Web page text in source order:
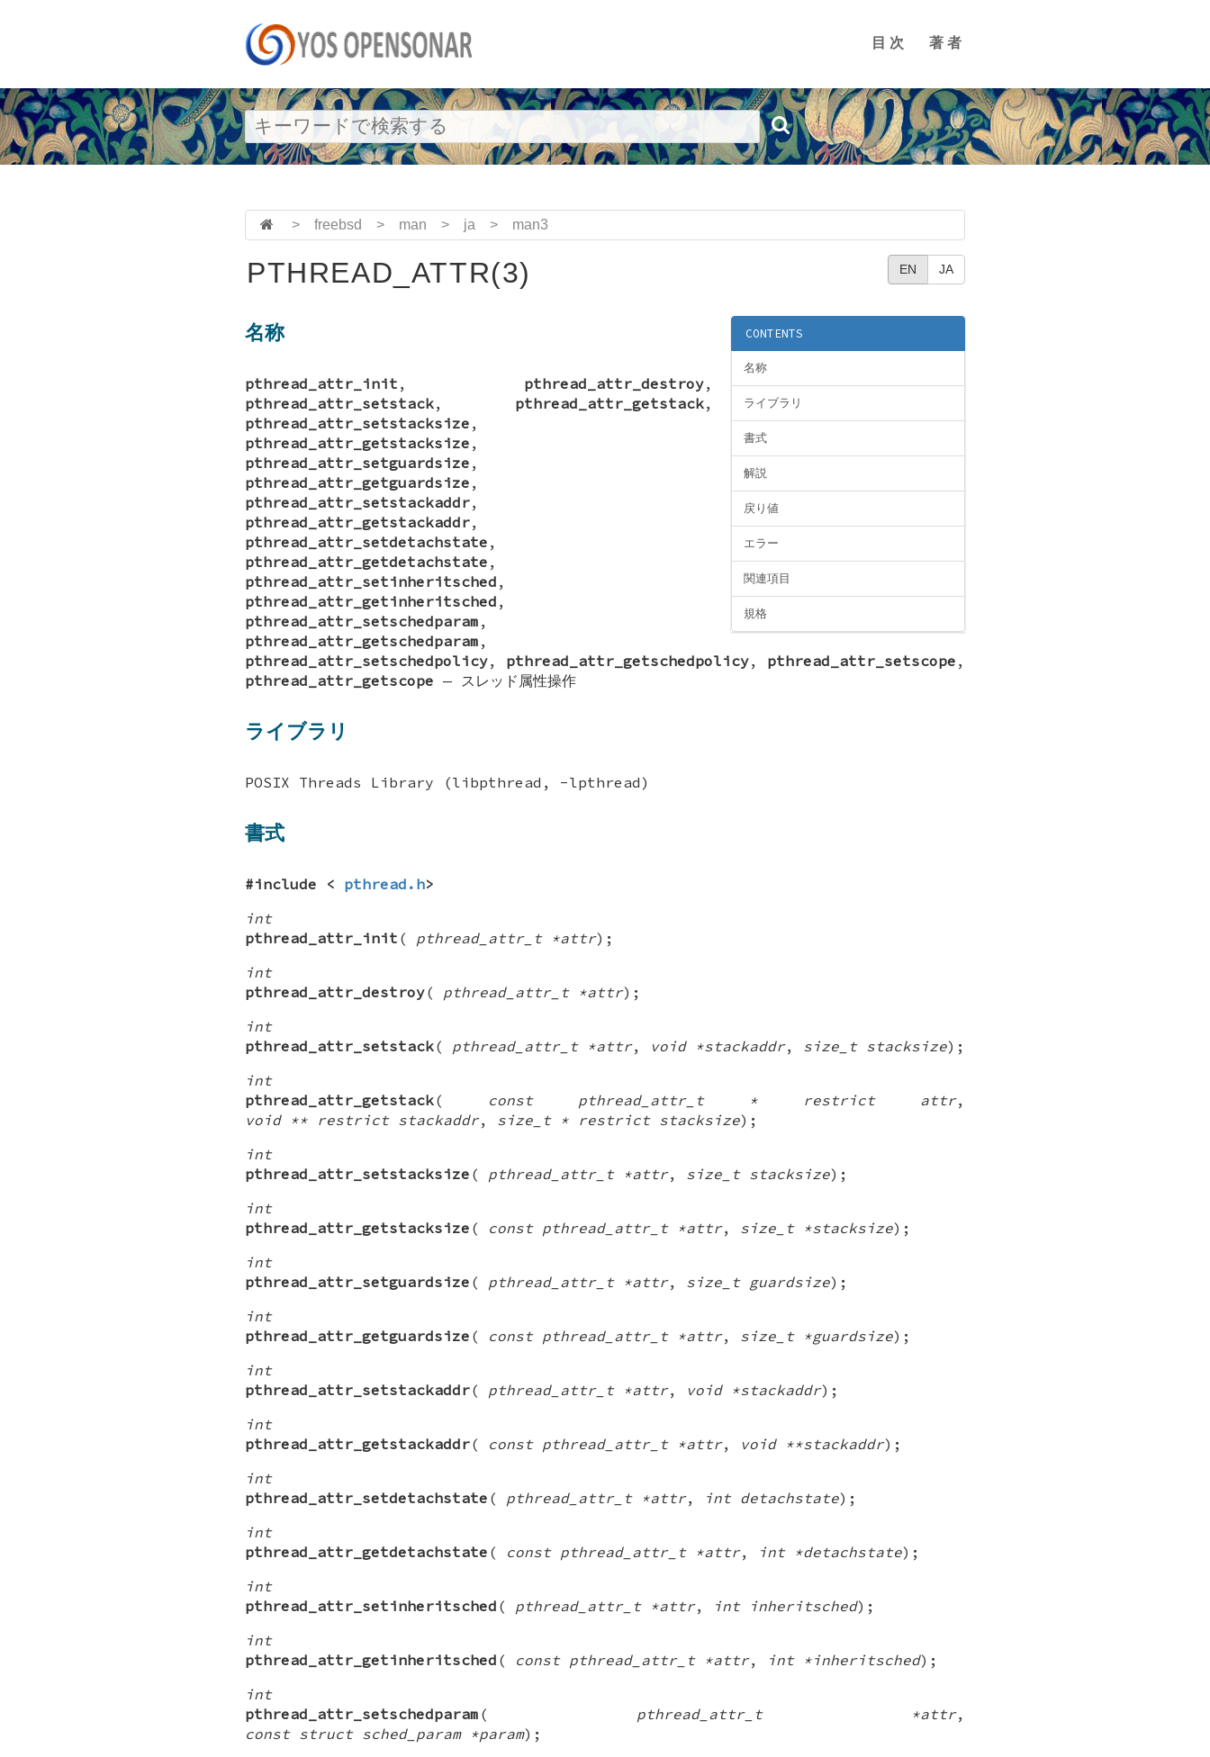
目次 著者
> freebsd > man > ja > man3
EN JA
PTHREAD_ATTR(3)
CONTENTS
名称
ライブラリ
書式
解説
戻り値
エラー
関連項目
規格
名称
pthread_attr_init , pthread_attr_destroy,
pthread_attr_setstack, pthread_attr_getstack,
pthread_attr_setstacksize ,
pthread_attr_getstacksize ,
pthread_attr_setguardsize ,
pthread_attr_getguardsize ,
pthread_attr_setstackaddr,
pthread_attr_getstackaddr,
pthread_attr_setdetachstate ,
pthread_attr_getdetachstate ,
pthread_attr_setinheritsched ,
pthread_attr_getinheritsched ,
pthread_attr_setschedparam ,
pthread_attr_getschedparam ,
pthread_attr_setschedpolicy, pthread_attr_getschedpolicy, pthread_attr_setscope ,
pthread_attr_getscope — スレッド属性操作
ライブラリ
POSIX Threads Library (libpthread, -lpthread)
書式
#include < pthread.h>
int
pthread_attr_init ( pthread_attr_t *attr);
int
pthread_attr_destroy( pthread_attr_t *attr);
int
pthread_attr_setstack( pthread_attr_t *attr, void *stackaddr, size_t stacksize);
int
pthread_attr_getstack( const pthread_attr_t * restrict attr,
void ** restrict stackaddr, size_t * restrict stacksize);
int
pthread_attr_setstacksize ( pthread_attr_t *attr, size_t stacksize);
int
pthread_attr_getstacksize ( const pthread_attr_t *attr, size_t *stacksize);
int
pthread_attr_setguardsize ( pthread_attr_t *attr, size_t guardsize);
int
pthread_attr_getguardsize ( const pthread_attr_t *attr, size_t *guardsize);
int
pthread_attr_setstackaddr( pthread_attr_t *attr, void *stackaddr);
int
pthread_attr_getstackaddr( const pthread_attr_t *attr, void **stackaddr);
int
pthread_attr_setdetachstate ( pthread_attr_t *attr, int detachstate);
int
pthread_attr_getdetachstate ( const pthread_attr_t *attr, int *detachstate);
int
pthread_attr_setinheritsched ( pthread_attr_t *attr, int inheritsched);
int
pthread_attr_getinheritsched ( const pthread_attr_t *attr, int *inheritsched);
int
pthread_attr_setschedparam ( pthread_attr_t *attr,
const struct sched_param *param);